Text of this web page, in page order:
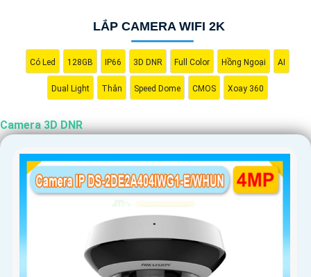
LẮP CAMERA WIFI 2K
Có Led 128GB IP66 3D DNR Full Color Hồng Ngoại AI
Dual Light Thân Speed Dome CMOS Xoay 360
Camera 3D DNR